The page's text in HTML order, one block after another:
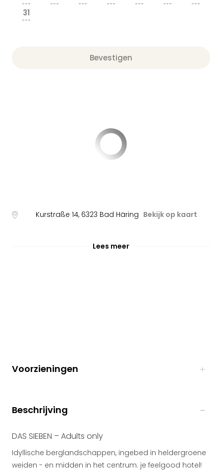
--- --- --- --- --- --- ---
31
---
Bevestigen
Kurstraße 14, 6323 Bad Häring Bekijk op kaart
Lees meer
Voorzieningen
Beschrijving
DAS SIEBEN – Adults only
Idyllische berglandschappen, ingebed in heldergroene
weiden - en midden in het centrum: je feelgood hotel!